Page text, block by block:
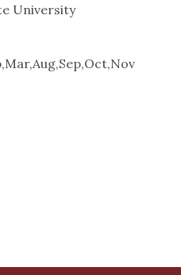
University